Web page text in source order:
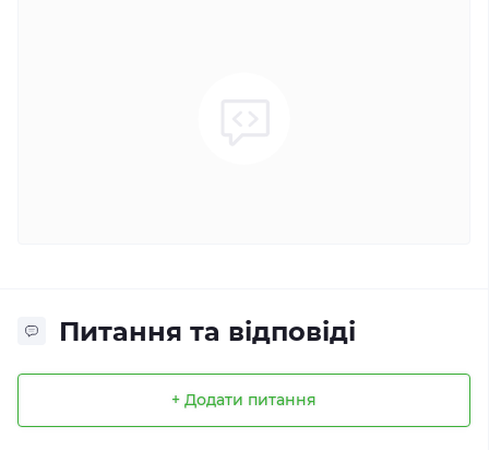
Питання та відповіді
+ Додати питання